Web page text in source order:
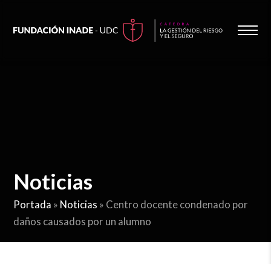
Noticias
Portada » Noticias » Centro docente condenado por
daños causados por un alumno